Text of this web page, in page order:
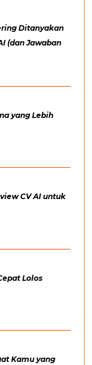
Ditanyakan
(dan Jawaban
yang Lebih
CV AI untuk
Lolos
Kamu yang